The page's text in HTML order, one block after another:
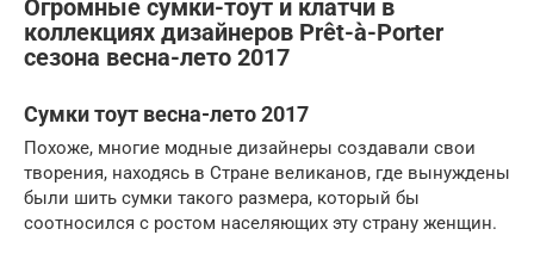
Огромные сумки-тоут и клатчи в
коллекциях дизайнеров Prêt-à-Porter
сезона весна-лето 2017
Сумки тоут весна-лето 2017
Похоже, многие модные дизайнеры создавали свои
творения, находясь в Стране великанов, где вынуждены
были шить сумки такого размера, который бы
соотносился с ростом населяющих эту страну женщин.